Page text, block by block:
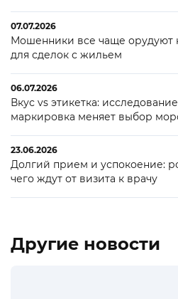
07.07.2026
Мошенники все чаще орудуют
для сделок с жильем
06.07.2026
Вкус vs этикетка:
маркировка меняет выбор
23.06.2026
Долгий прием и успокоение:
чего ждут от визита к врачу
Другие новости